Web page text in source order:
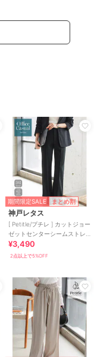
期間限定SALE まとめ割
神戸レタス
[ Petitle/プチレ ] カットジョー
ゼットセンターシームストレ
ートパンツ [M4421]
¥3,490
2点以上で5%OFF